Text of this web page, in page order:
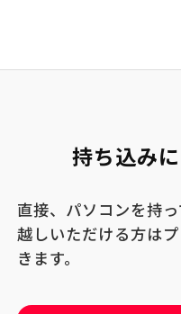
持ち込み
直接、パソコンを持
越しいただける方は
きます。